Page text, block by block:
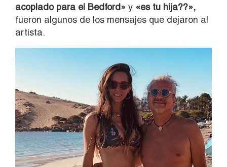
acoplado para el Bedford» y «es tu hija??»,
fueron algunos de los mensajes que dejaron al
artista.